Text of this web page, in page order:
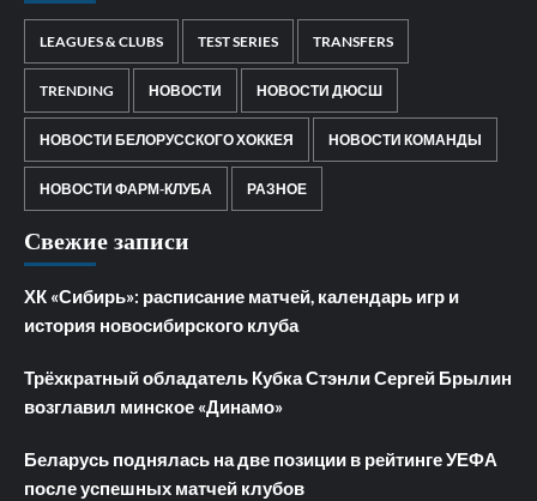
LEAGUES & CLUBS TEST SERIES TRANSFERS
TRENDING НОВОСТИ НОВОСТИ ДЮСШ
НОВОСТИ БЕЛОРУССКОГО ХОККЕЯ НОВОСТИ КОМАНДЫ
НОВОСТИ ФАРМ-КЛУБА РАЗНОЕ
Свежие записи
ХК «Сибирь»: расписание матчей, календарь игр и
история новосибирского клуба
Трёхкратный обладатель Кубка Стэнли Сергей Брылин
возглавил минское «Динамо»
Беларусь поднялась на две позиции в рейтинге УЕФА
после успешных матчей клубов